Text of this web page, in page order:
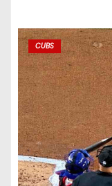
CUBS